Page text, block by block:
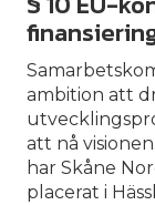
ambition att
att nå
har Skåne
placerat i